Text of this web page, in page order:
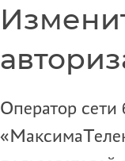
Оператор сети